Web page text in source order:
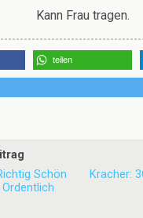
Kann Frau tragen.
teilen
Schön
Kracher: